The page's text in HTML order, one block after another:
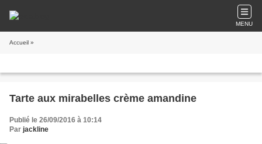
MENU
Accueil »
Tarte aux mirabelles crème amandine
Publié le 26/09/2016 à 10:14
Par jackline